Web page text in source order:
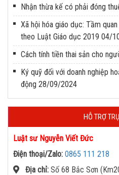
Nhận thừa kế có phải đóng
Xã hội hóa giáo dục: Tầm
theo Luật Giáo dục 2019 04/
Cách tính tiền thai sản cho
Ký quỹ đối với doanh nghiệp
động 28/09/2024
HỖ TRỢ
Luật sư Nguyễn Viết Đức
Điện thoại/Zalo: 0865 111 218
Địa chỉ: Số 68 Bắc Sơn